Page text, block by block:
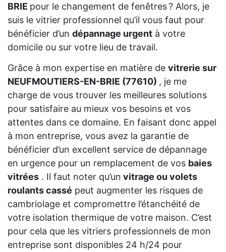
BRIE pour le changement de fenêtres ? Alors, je
suis le vitrier professionnel qu’il vous faut pour
bénéficier d’un dépannage urgent à votre
domicile ou sur votre lieu de travail.
Grâce à mon expertise en matière de vitrerie sur
NEUFMOUTIERS-EN-BRIE (77610) , je me
charge de vous trouver les meilleures solutions
pour satisfaire au mieux vos besoins et vos
attentes dans ce domaine. En faisant donc appel
à mon entreprise, vous avez la garantie de
bénéficier d’un excellent service de dépannage
en urgence pour un remplacement de vos baies
vitrées . Il faut noter qu’un vitrage ou volets
roulants cassé peut augmenter les risques de
cambriolage et compromettre l’étanchéité de
votre isolation thermique de votre maison. C’est
pour cela que les vitriers professionnels de mon
entreprise sont disponibles 24 h/24 pour